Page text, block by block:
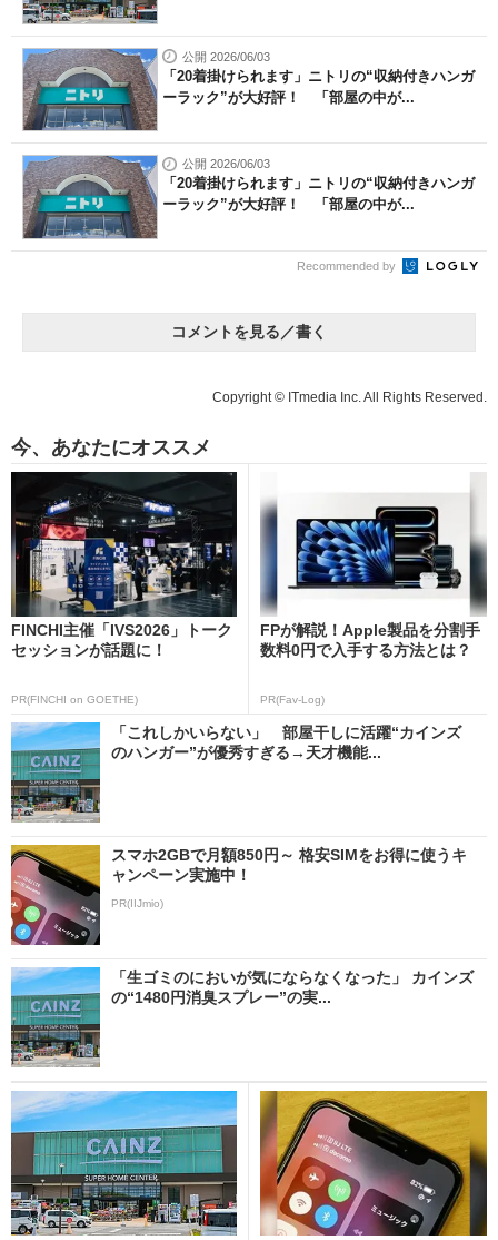
公開 2026/06/03
「20着掛けられます」ニトリの“収納付きハンガ
ーラック”が大好評！ 「部屋の中が...
公開 2026/06/03
「20着掛けられます」ニトリの“収納付きハンガ
ーラック”が大好評！ 「部屋の中が...
Recommended by
コメントを見る／書く
Copyright © ITmedia Inc. All Rights Reserved.
今、あなたにオススメ
FINCHI主催「IVS2026」トーク
セッションが話題に！
PR(FINCHI on GOETHE)
FPが解説！Apple製品を分割手
数料0円で入手する方法とは？
PR(Fav-Log)
「これしかいらない」 部屋干しに活躍“カインズ
のハンガー”が優秀すぎる→天才機能...
スマホ2GBで月額850円～ 格安SIMをお得に使うキ
ャンペーン実施中！
PR(IIJmio)
「生ゴミのにおいが気にならなくなった」 カインズ
の“1480円消臭スプレー”の実...